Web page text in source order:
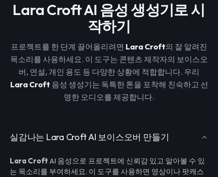
Lara Croft AI 음성 생성기로 시
작하기
프로젝트를 한 단계 끌어올리려면 Lara Croft의 잘 알려진
목소리를 사용하세요. 이 도구는 콘텐츠 제작자의 보이스오
버, 연설, 개인 용도 등 다양한 상황에 적합합니다. 우리
Lara Croft 음성 생성기는 독특한 톤을 포착해 친숙하고 선
명한 오디오를 제공합니다.
실감나는 Lara Croft AI 보이스오버 만들기
Lara Croft AI 음성으로 프로젝트에 신뢰감 있고 알아볼 수 있
는 목소리를 부여하세요. 이 도구를 사용하면 영상이나 팟캐스